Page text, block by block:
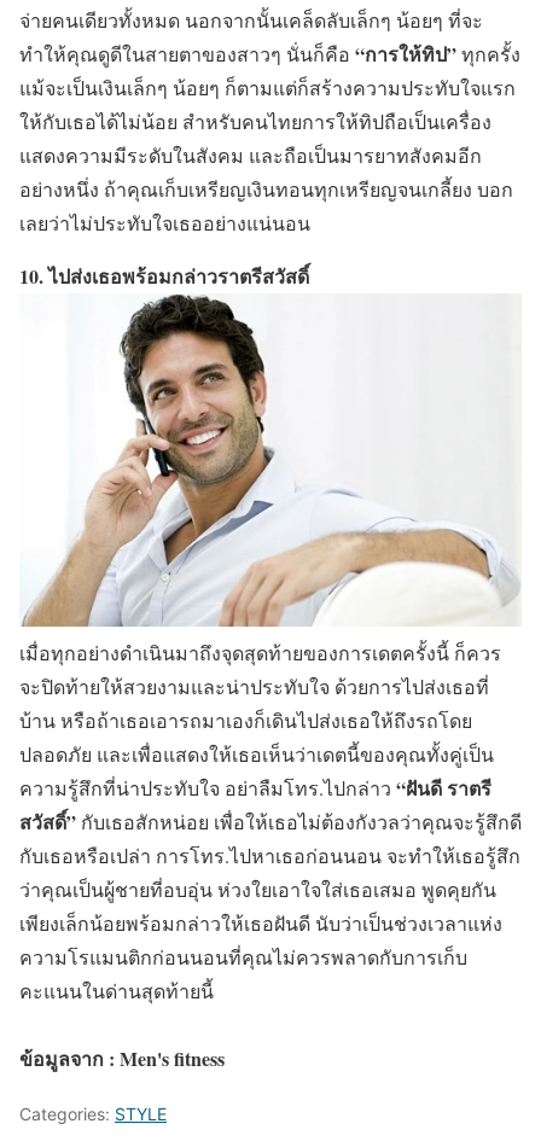
จ่ายคนเดียวทั้งหมด นอกจากนั้นเคล็ดลับเล็กๆ น้อยๆ ที่จะ
ทำให้คุณดูดีในสายตาของสาวๆ นั่นก็คือ “การให้ทิป”ทุกครั้ง
แม้จะเป็นเงินเล็กๆ น้อยๆ ก็ตามแต่ก็สร้างความประทับใจแรก
ให้กับเธอได้ไม่น้อย สำหรับคนไทยการให้ทิปถือเป็นเครื่อง
แสดงความมีระดับในสังคม และถือเป็นมารยาทสังคมอีก
อย่างหนึ่ง ถ้าคุณเก็บเหรียญเงินทอนทุกเหรียญจนเกลี้ยง บอก
เลยว่าไม่ประทับใจเธออย่างแน่นอน
10. ไปส่งเธอพร้อมกล่าวราตรีสวัสดิ์
เมื่อทุกอย่างดำเนินมาถึงจุดสุดท้ายของการเดตครั้งนี้ ก็ควร
จะปิดท้ายให้สวยงามและน่าประทับใจ ด้วยการไปส่งเธอที่
บ้าน หรือถ้าเธอเอารถมาเองก็เดินไปส่งเธอให้ถึงรถโดย
ปลอดภัย และเพื่อแสดงให้เธอเห็นว่าเดตนี้ของคุณทั้งคู่เป็น
ความรู้สึกที่น่าประทับใจ อย่าลืมโทร.ไปกล่าว “ฝันดี ราตรี
สวัสดิ์” กับเธอสักหน่อย เพื่อให้เธอไม่ต้องกังวลว่าคุณจะรู้สึกดี
กับเธอหรือเปล่า การโทร.ไปหาเธอก่อนนอน จะทำให้เธอรู้สึก
ว่าคุณเป็นผู้ชายที่อบอุ่น ห่วงใยเอาใจใส่เธอเสมอ พูดคุยกัน
เพียงเล็กน้อยพร้อมกล่าวให้เธอฝันดี นับว่าเป็นช่วงเวลาแห่ง
ความโรแมนติกก่อนนอนที่คุณไม่ควรพลาดกับการเก็บ
คะแนนในด่านสุดท้ายนี้
ข้อมูลจาก : Men's fitness
Categories: STYLE